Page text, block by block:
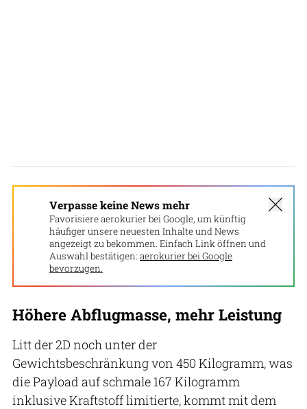
Verpasse keine News mehr
Favorisiere aerokurier bei Google, um künftig
häufiger unsere neuesten Inhalte und News
angezeigt zu bekommen. Einfach Link öffnen und
Auswahl bestätigen: aerokurier bei Google
bevorzugen.
Höhere Abflugmasse, mehr Leistung
Litt der 2D noch unter der
Gewichtsbeschränkung von 450 Kilogramm, was
die Payload auf schmale 167 Kilogramm
inklusive Kraftstoff limitierte, kommt mit dem